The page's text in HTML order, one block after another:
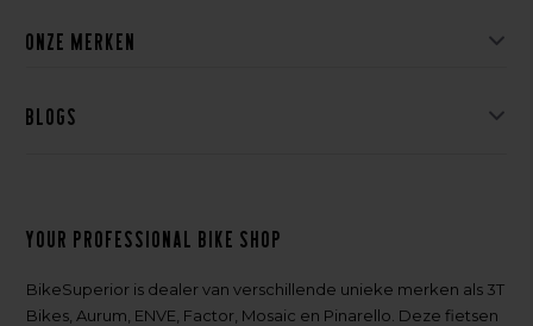
Onze merken
Blogs
Your professional bike shop
BikeSuperior is dealer van verschillende unieke merken als 3T
Bikes, Aurum, ENVE, Factor, Mosaic en Pinarello. Deze fietsen